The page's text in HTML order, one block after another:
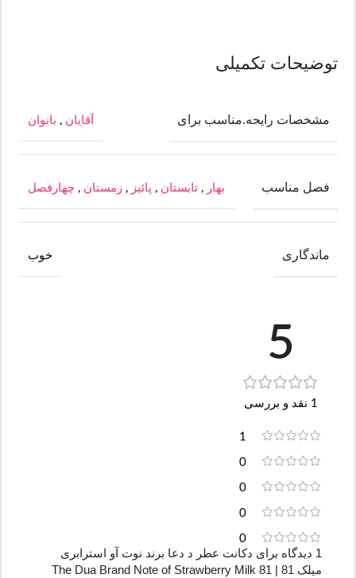
توضیحات تکمیلی
مشخصات رایحه.مناسب برای آقایان , بانوان
فصل مناسب بهار , تابستان , پائیز , زمستان , چهارفصل
ماندگاری خوب
5
1 نقد و بررسی
1
0
0
0
0
1 دیدگاه برای
دکانت عطر د دعا برند نوت آو استرابری
میلک 81 | The Dua Brand Note of Strawberry Milk 81